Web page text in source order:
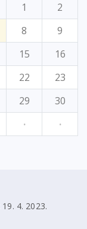
1
2
8
9
15
16
22
23
29
30
· ·
19. 4. 2023.